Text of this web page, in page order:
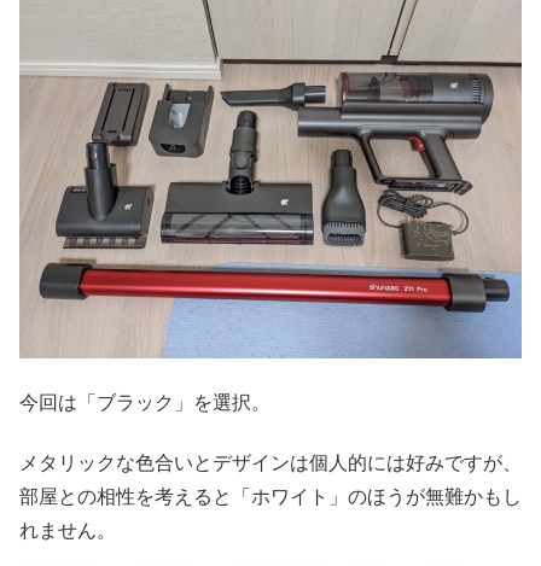
今回は「ブラック」を選択。
メタリックな色合いとデザインは個人的には好みですが、
部屋との相性を考えると「ホワイト」のほうが無難かもし
れません。